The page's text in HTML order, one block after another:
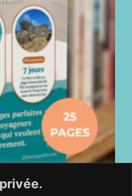
complet